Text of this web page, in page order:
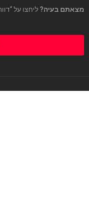
מצאתם בעיה? ליחצו על